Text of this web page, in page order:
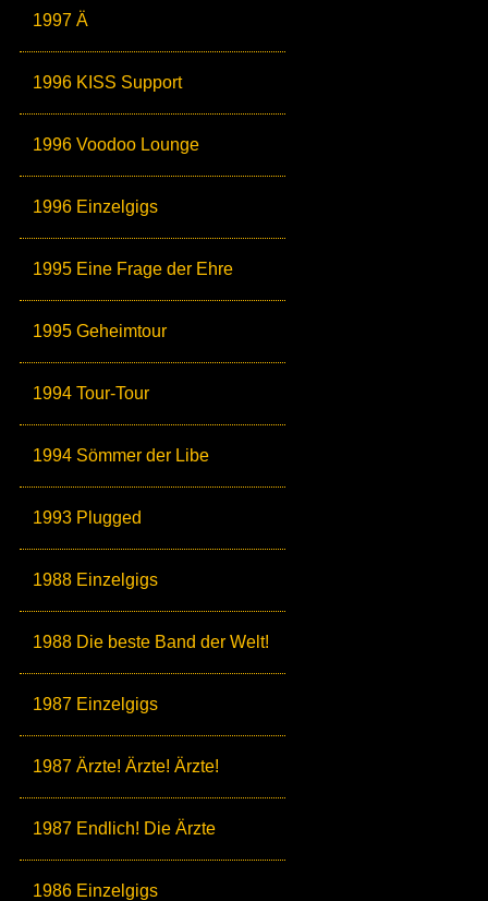
1997 Ä
1996 KISS Support
1996 Voodoo Lounge
1996 Einzelgigs
1995 Eine Frage der Ehre
1995 Geheimtour
1994 Tour-Tour
1994 Sömmer der Libe
1993 Plugged
1988 Einzelgigs
1988 Die beste Band der Welt!
1987 Einzelgigs
1987 Ärzte! Ärzte! Ärzte!
1987 Endlich! Die Ärzte
1986 Einzelgigs